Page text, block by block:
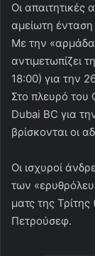
Οι απαιτητικές
αμείωτη
Με την
αντιμετωπίζει
18:00) για την
Στο πλευρό του
Dubai BC για
βρίσκονται οι
Οι ισχυροί
των
ματς της
Πετρούσεφ.